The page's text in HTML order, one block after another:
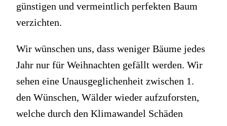
günstigen und vermeintlich perfekten Baum
verzichten.
Wir wünschen uns, dass weniger Bäume jedes
Jahr nur für Weihnachten gefällt werden. Wir
sehen eine Unausgeglichenheit zwischen 1.
den Wünschen, Wälder wieder aufzuforsten,
welche durch den Klimawandel Schäden